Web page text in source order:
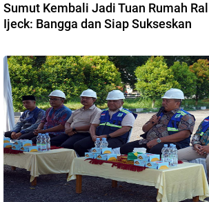
Sumut Kembali Jadi Tuan Rumah
Ijeck: Bangga dan Siap Sukseskan